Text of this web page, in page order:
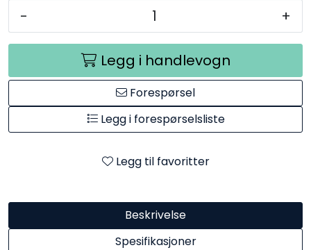
- +
Legg i handlevogn
Forespørsel
Legg i forespørselsliste
Legg til favoritter
Beskrivelse
Spesifikasjoner